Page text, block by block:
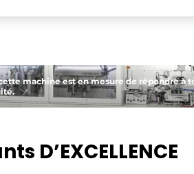
machine est en mesure de répondre à
D’EXCELLENCE